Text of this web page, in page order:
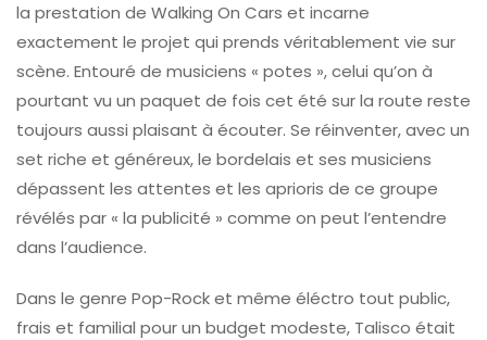
la prestation de Walking On Cars et incarne
exactement le projet qui prends véritablement vie sur
scène. Entouré de musiciens « potes », celui qu’on à
pourtant vu un paquet de fois cet été sur la route reste
toujours aussi plaisant à écouter. Se réinventer, avec un
set riche et généreux, le bordelais et ses musiciens
dépassent les attentes et les aprioris de ce groupe
révélés par « la publicité » comme on peut l’entendre
dans l’audience.
Dans le genre Pop-Rock et même éléctro tout public,
frais et familial pour un budget modeste, Talisco était